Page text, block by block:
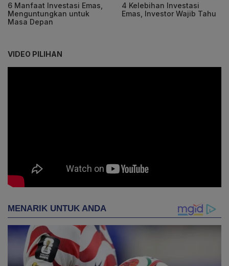
6 Manfaat Investasi Emas,
Menguntungkan untuk
Masa Depan
4 Kelebihan Investasi
Emas, Investor Wajib Tahu
VIDEO PILIHAN